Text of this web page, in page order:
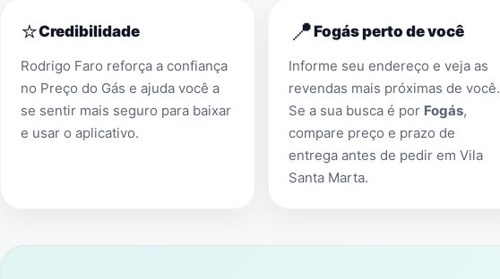
⭐Credibilidade
Rodrigo Faro reforça a confiança
no Preço do Gás e ajuda você a
se sentir mais seguro para baixar
e usar o aplicativo.
📍Fogás perto de você
Informe seu endereço e veja as
revendas mais próximas de você.
Se a sua busca é por Fogás,
compare preço e prazo de
entrega antes de pedir em Vila
Santa Marta.